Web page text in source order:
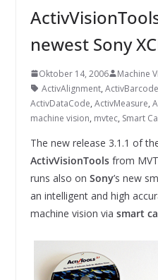
SYSTEMS
positioning of
newest Sony
Oktober 14, 2006 Machine
ActivAlignment, ActivBarcode
ActivDataCode, ActivMeasure,
machine vision, mvtec, Smart
The new release 3.1.1 of
ActivVisionToolsfrom
runs also on Sony’s new
an intelligent and high
machine vision via smart